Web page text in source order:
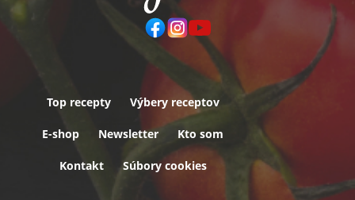
Päta
Top recepty Výbery receptov
E-shop Newsletter Kto som
Kontakt Súbory cookies